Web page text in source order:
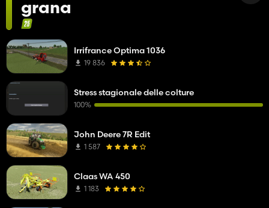
grana
Irrifrance Optima 1036
19 836
Stress stagionale delle colture
100%
John Deere 7R Edit
1 587
Claas WA 450
1 183